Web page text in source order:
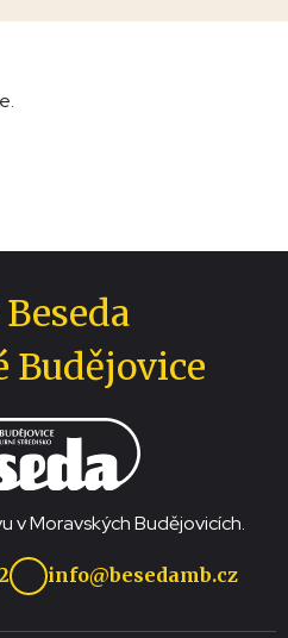
Budějovice
v Moravských Budějovicích.
info@besedamb.cz